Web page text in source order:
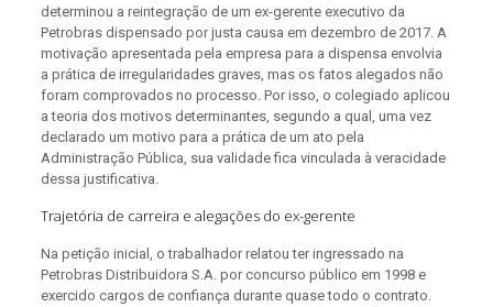
determinou a reintegração de um ex-gerente executivo da
Petrobras dispensado por justa causa em dezembro de 2017. A
motivação apresentada pela empresa para a dispensa envolvia
a prática de irregularidades graves, mas os fatos alegados não
foram comprovados no processo. Por isso, o colegiado aplicou
a teoria dos motivos determinantes, segundo a qual, uma vez
declarado um motivo para a prática de um ato pela
Administração Pública, sua validade fica vinculada à veracidade
dessa justificativa.
Trajetória de carreira e alegações do ex-gerente
Na petição inicial, o trabalhador relatou ter ingressado na
Petrobras Distribuidora S.A. por concurso público em 1998 e
exercido cargos de confiança durante quase todo o contrato.